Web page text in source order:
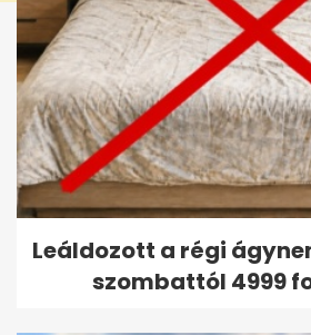
Leáldozott a régi
szombattól 4999